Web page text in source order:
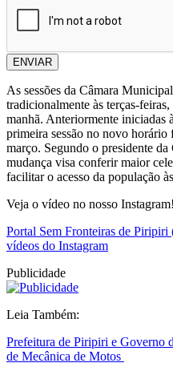
ENVIAR
As sessões da Câmara
tradicionalmente às terças-
manhã. Anteriormente iniciadas
primeira sessão no novo horário
março. Segundo o presidente
mudança visa conferir maior
facilitar o acesso da população
Veja o vídeo no nosso Instagram!
Portal Sem Fronteiras de Piripiri
vídeos do Instagram
Publicidade
Leia Também:
Prefeitura de Piripiri e Governo
de Mecânica de Motos